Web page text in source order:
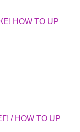
HOW TO UP
/ HOW TO UP